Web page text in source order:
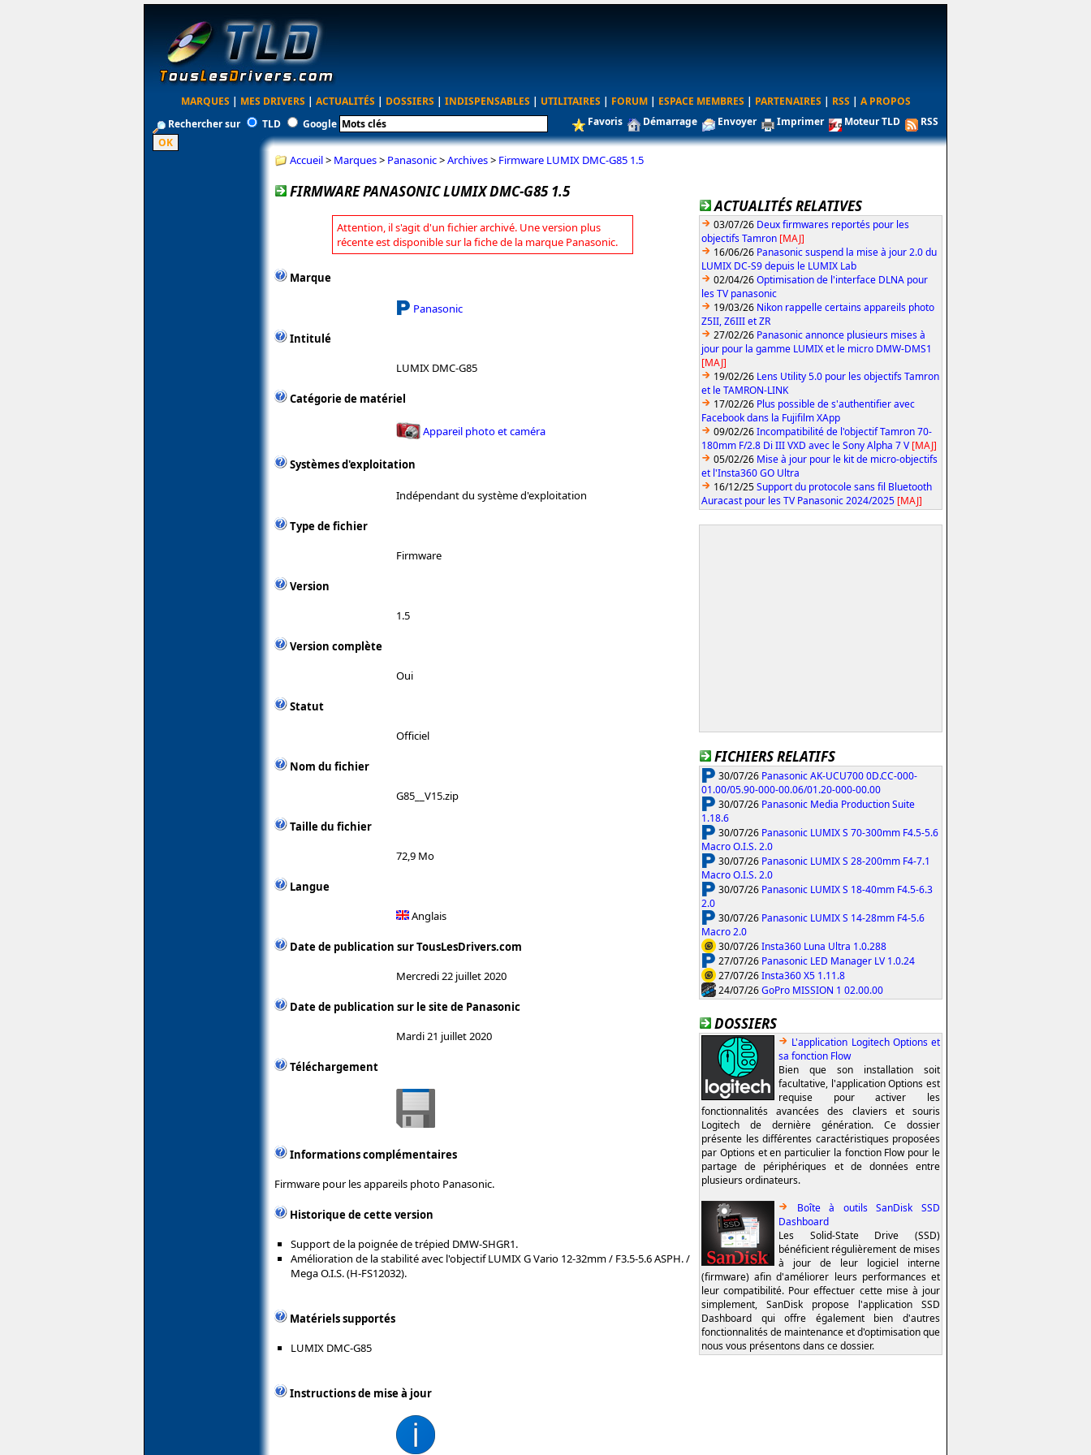
MARQUES | MES DRIVERS | ACTUALITÉS | DOSSIERS | INDISPENSABLES | UTILITAIRES | FORUM | ESPACE MEMBRES | PARTENAIRES | RSS | A PROPOS
Rechercher sur
TLD Google Favoris Démarrage Envoyer Imprimer Moteur TLD RSS
Accueil> Marques> Panasonic>Archives> Firmware LUMIX DMC-G85 1.5
FIRMWARE PANASONIC LUMIX DMC-G85 1.5
Attention, il s'agit d'un fichier archivé. Une version plus
récente est disponible sur la fiche de la marque Panasonic.
Marque
Panasonic
Intitulé
LUMIX DMC-G85
Catégorie de matériel
Appareil photo et caméra
Systèmes d'exploitation
Indépendant du système d'exploitation
Type de fichier
Firmware
Version
1.5
Version complète
Oui
Statut
Officiel
Nom du fichier
G85__V15.zip
Taille du fichier
72,9 Mo
Langue
Anglais
Date de publication sur TousLesDrivers.com
Mercredi 22 juillet 2020
Date de publication sur le site de Panasonic
Mardi 21 juillet 2020
Téléchargement
Informations complémentaires
Firmware pour les appareils photo Panasonic.
Historique de cette version
Support de la poignée de trépied DMW-SHGR1.
Amélioration de la stabilité avec l'objectif LUMIX G Vario 12-32mm / F3.5-5.6 ASPH. /
Mega O.I.S. (H-FS12032).
Matériels supportés
LUMIX DMC-G85
Instructions de mise à jour
ACTUALITÉS RELATIVES
03/07/26 Deux firmwares reportés pour les
objectifs Tamron [MAJ]
16/06/26 Panasonic suspend la mise à jour 2.0 du
LUMIX DC-S9 depuis le LUMIX Lab
02/04/26Optimisation de l'interface DLNA pour
les TV panasonic
19/03/26 Nikon rappelle certains appareils photo
Z5II, Z6III et ZR
27/02/26 Panasonic annonce plusieurs mises à
jour pour la gamme LUMIX et le micro DMW-DMS1
[MAJ]
19/02/26 Lens Utility 5.0 pour les objectifs Tamron
et le TAMRON-LINK
17/02/26 Plus possible de s'authentifier avec
Facebook dans la Fujifilm XApp
09/02/26Incompatibilité de l'objectif Tamron 70-
180mm F/2.8 Di III VXD avec le Sony Alpha 7 V [MAJ]
05/02/26 Mise à jour pour le kit de micro-objectifs
et l'Insta360 GO Ultra
16/12/25Support du protocole sans fil Bluetooth
Auracast pour les TV Panasonic 2024/2025 [MAJ]
FICHIERS RELATIFS
30/07/26 Panasonic AK-UCU700 0D.CC-000-
01.00/05.90-000-00.06/01.20-000-00.00
30/07/26 Panasonic Media Production Suite
1.18.6
30/07/26 Panasonic LUMIX S 70-300mm F4.5-5.6
Macro O.I.S. 2.0
30/07/26 Panasonic LUMIX S 28-200mm F4-7.1
Macro O.I.S. 2.0
30/07/26 Panasonic LUMIX S 18-40mm F4.5-6.3
2.0
30/07/26 Panasonic LUMIX S 14-28mm F4-5.6
Macro 2.0
30/07/26Insta360 Luna Ultra 1.0.288
27/07/26 Panasonic LED Manager LV 1.0.24
27/07/26Insta360 X5 1.11.8
24/07/26GoPro MISSION 1 02.00.00
DOSSIERS
L'application Logitech Options et
sa fonction Flow
Bien que son installation soit
facultative, l'application Options est
requise pour activer les
fonctionnalités avancées des claviers et souris
Logitech de dernière génération. Ce dossier
présente les différentes caractéristiques proposées
par Options et en particulier la fonction Flow pour le
partage de périphériques et de données entre
plusieurs ordinateurs.
Boîte à outils SanDisk SSD
Dashboard
Les Solid-State Drive (SSD)
bénéficient régulièrement de mises
à jour de leur logiciel interne
(firmware) afin d'améliorer leurs performances et
leur compatibilité. Pour effectuer cette mise à jour
simplement, SanDisk propose l'application SSD
Dashboard qui offre également bien d'autres
fonctionnalités de maintenance et d'optimisation que
nous vous présentons dans ce dossier.